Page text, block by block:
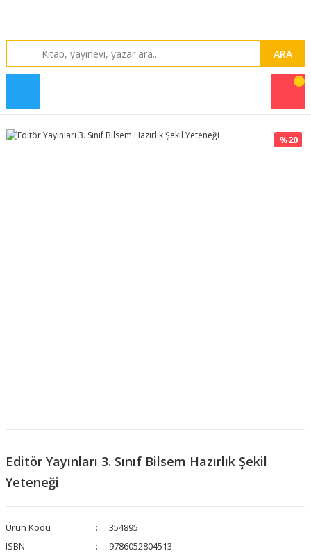
ARA
%20
Editör Yayınları 3. Sınıf Bilsem Hazırlık Şekil
Yeteneği
Ürün Kodu
354895
ISBN
9786052804513